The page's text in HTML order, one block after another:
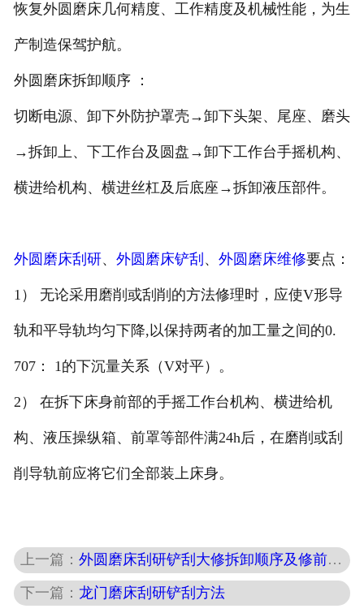
恢复外圆磨床几何精度、工作精度及机械性能，为生
产制造保驾护航。
外圆磨床拆卸顺序 ：
切断电源、卸下外防护罩壳→卸下头架、尾座、磨头
→拆卸上、下工作台及圆盘→卸下工作台手摇机构、
横进给机构、横进丝杠及后底座→拆卸液压部件。
外圆磨床刮研、 外圆磨床铲刮 、 外圆磨床维修要点：
1） 无论采用磨削或刮削的方法修理时，应使V形导
轨和平导轨均匀下降,以保持两者的加工量之间的0.
707： 1的下沉量关系（V对平）。
2） 在拆下床身前部的手摇工作台机构、横进给机
构、液压操纵箱、前罩等部件满24h后，在磨削或刮
削导轨前应将它们全部装上床身。
上一篇：外圆磨床刮研铲刮大修拆卸顺序及修前检测
下一篇： 龙门磨床刮研铲刮方法